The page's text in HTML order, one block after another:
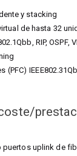
y stacking
de hasta 32
RIP, OSPF,
uplink de